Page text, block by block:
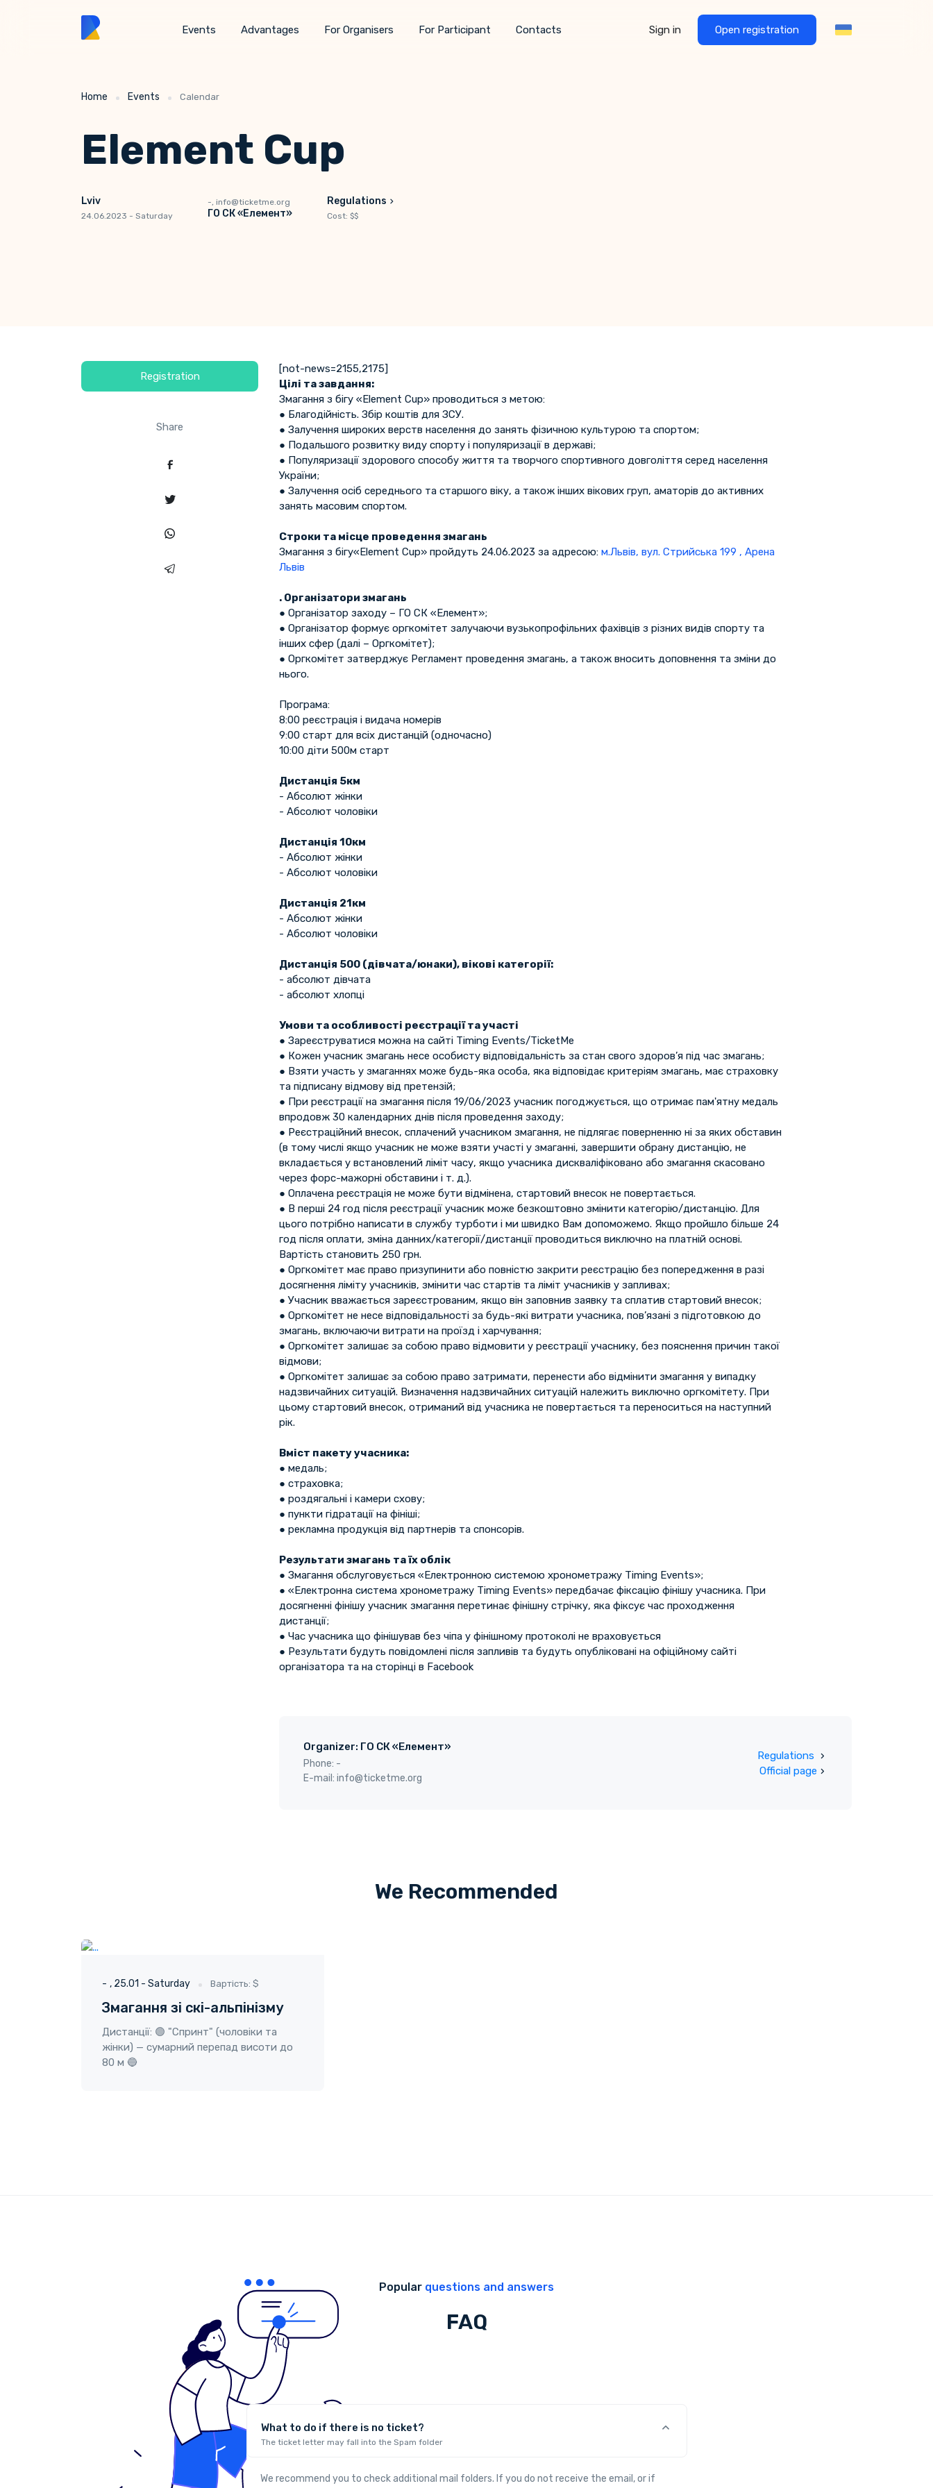
Events Advantages For Organisers For Participant Contacts Sign in Open registration
Home Events Calendar
Element Cup
Lviv
24.06.2023 - Saturday
-, info@ticketme.org
ГО СК «Елемент»
Regulations
Cost: $$
Registration
Share
[not-news=2155,2175]
Цілі та завдання:
Змагання з бігу «Element Cup» проводиться з метою:
● Благодійність. Збір коштів для ЗСУ.
● Залучення широких верств населення до занять фізичною культурою та спортом;
● Подальшого розвитку виду спорту і популяризації в державі;
● Популяризації здорового способу життя та творчого спортивного довголіття серед населення
України;
● Залучення осіб середнього та старшого віку, а також інших вікових груп, аматорів до активних
занять масовим спортом.
Строки та місце проведення змагань
Змагання з бігу«Element Cup» пройдуть 24.06.2023 за адресою: м.Львів, вул. Стрийська 199 , Арена
Львів
. Організатори змагань
● Організатор заходу – ГО СК «Елемент»;
● Організатор формує оргкомітет залучаючи вузькопрофільних фахівців з різних видів спорту та
інших сфер (далі – Оргкомітет);
● Оргкомітет затверджує Регламент проведення змагань, а також вносить доповнення та зміни до
нього.
Програма:
8:00 реєстрація і видача номерів
9:00 старт для всіх дистанцій (одночасно)
10:00 діти 500м старт
Дистанція 5км
- Абсолют жінки
- Абсолют чоловіки
Дистанція 10км
- Абсолют жінки
- Абсолют чоловіки
Дистанція 21км
- Абсолют жінки
- Абсолют чоловіки
Дистанція 500 (дівчата/юнаки), вікові категорії:
- абсолют дівчата
- абсолют хлопці
Умови та особливості реєстрації та участі
● Зареєструватися можна на сайті Timing Events/TicketMe
● Кожен учасник змагань несе особисту відповідальність за стан свого здоров’я під час змагань;
● Взяти участь у змаганнях може будь-яка особа, яка відповідає критеріям змагань, має страховку
та підписану відмову від претензій;
● При реєстрації на змагання після 19/06/2023 учасник погоджується, що отримає пам'ятну медаль
впродовж 30 календарних днів після проведення заходу;
● Реєстраційний внесок, сплачений учасником змагання, не підлягає поверненню ні за яких обставин
(в тому числі якщо учасник не може взяти участі у змаганні, завершити обрану дистанцію, не
вкладається у встановлений ліміт часу, якщо учасника дискваліфіковано або змагання скасовано
через форс-мажорні обставини і т. д.).
● Оплачена реєстрація не може бути відмінена, стартовий внесок не повертається.
● В перші 24 год після реєстрації учасник може безкоштовно змінити категорію/дистанцію. Для
цього потрібно написати в службу турботи і ми швидко Вам допоможемо. Якщо пройшло більше 24
год після оплати, зміна данних/категорії/дистанції проводиться виключно на платній основі.
Вартість становить 250 грн.
● Оргкомітет має право призупинити або повністю закрити реєстрацію без попередження в разі
досягнення ліміту учасників, змінити час стартів та ліміт учасників у запливах;
● Учасник вважається зареєстрованим, якщо він заповнив заявку та сплатив стартовий внесок;
● Оргкомітет не несе відповідальності за будь-які витрати учасника, пов’язані з підготовкою до
змагань, включаючи витрати на проїзд і харчування;
● Оргкомітет залишає за собою право відмовити у реєстрації учаснику, без пояснення причин такої
відмови;
● Оргкомітет залишає за собою право затримати, перенести або відмінити змагання у випадку
надзвичайних ситуацій. Визначення надзвичайних ситуацій належить виключно оргкомітету. При
цьому стартовий внесок, отриманий від учасника не повертається та переноситься на наступний
рік.
Вміст пакету учасника:
● медаль;
● страховка;
● роздягальні і камери схову;
● пункти гідратації на фініші;
● рекламна продукція від партнерів та спонсорів.
Результати змагань та їх облік
● Змагання обслуговується «Електронною системою хронометражу Timing Events»;
● «Електронна система хронометражу Timing Events» передбачає фіксацію фінішу учасника. При
досягненні фінішу учасник змагання перетинає фінішну стрічку, яка фіксує час проходження
дистанції;
● Час учасника що фінішував без чіпа у фінішному протоколі не враховується
● Результати будуть повідомлені після запливів та будуть опубліковані на офіційному сайті
організатора та на сторінці в Facebook
Organizer: ГО СК «Елемент»
Phone: -
E-mail: info@ticketme.org
Regulations
Official page
We Recommended
- 25.01 - Saturday Вартість: $
Змагання зі скі-альпінізму
Дистанції: 🟢 "Спринт" (чоловіки та
жінки) — сумарний перепад висоти до
80 м 🔵
Popular questions and answers
FAQ
What to do if there is no ticket?
The ticket letter may fall into the Spam folder
We recommend you to check additional mail folders. If you do not receive the email, or if